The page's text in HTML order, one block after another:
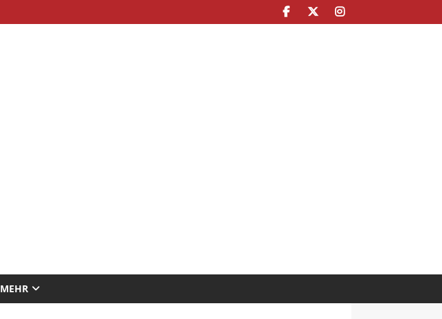
MEHR